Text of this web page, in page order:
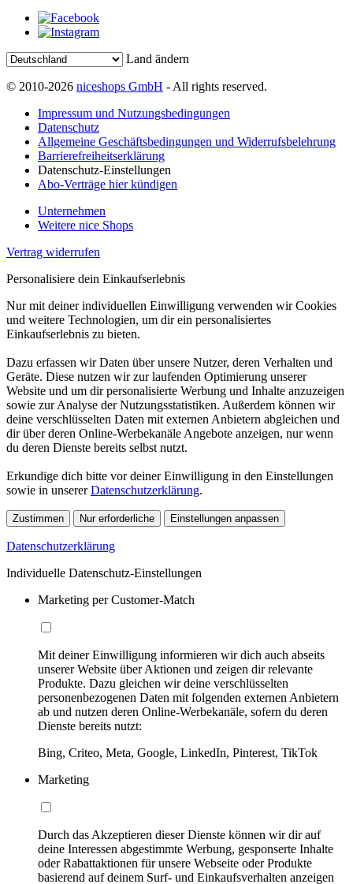
Land ändern
© 2010-2026 niceshops GmbH - All rights reserved.
Impressum und Nutzungsbedingungen
Datenschutz
Allgemeine Geschäftsbedingungen und Widerrufsbelehrung
Barrierefreiheitserklärung
Datenschutz-Einstellungen
Abo-Verträge hier kündigen
Unternehmen
Weitere nice Shops
Vertrag widerrufen
Personalisiere dein Einkaufserlebnis
Nur mit deiner individuellen Einwilligung verwenden wir Cookies
und weitere Technologien, um dir ein personalisiertes
Einkaufserlebnis zu bieten.
Dazu erfassen wir Daten über unsere Nutzer, deren Verhalten und
Geräte. Diese nutzen wir zur laufenden Optimierung unserer
Website und um dir personalisierte Werbung und Inhalte anzuzeigen
sowie zur Analyse der Nutzungsstatistiken. Außerdem können wir
deine verschlüsselten Daten mit externen Anbietern abgleichen und
dir über deren Online-Werbekanäle Angebote anzeigen, nur wenn
du deren Dienste bereits selbst nutzt.
Erkundige dich bitte vor deiner Einwilligung in den Einstellungen
sowie in unsererDatenschutzerklärung.
Zustimmen Nur erforderliche Einstellungen anpassen
Datenschutzerklärung
Individuelle Datenschutz-Einstellungen
Marketing per Customer-Match
Mit deiner Einwilligung informieren wir dich auch abseits
unserer Website über Aktionen und zeigen dir relevante
Produkte. Dazu gleichen wir deine verschlüsselten
personenbezogenen Daten mit folgenden externen Anbietern
ab und nutzen deren Online-Werbekanäle, sofern du deren
Dienste bereits nutzt:
Bing, Criteo, Meta, Google, LinkedIn, Pinterest, TikTok
Marketing
Durch das Akzeptieren dieser Dienste können wir dir auf
deine Interessen abgestimmte Werbung, gesponserte Inhalte
oder Rabattaktionen für unsere Webseite oder Produkte
basierend auf deinem Surf- und Einkaufsverhalten anzeigen